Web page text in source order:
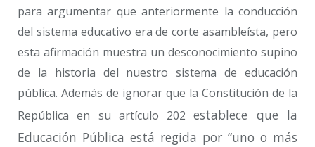
para argumentar que anteriormente la conducción
del sistema educativo era de corte asambleísta, pero
esta afirmación muestra un desconocimiento supino
de la historia del nuestro sistema de educación
pública. Además de ignorar que la Constitución de la
República en su artículo 202establece que la
Educación Pública está regida por “uno o más